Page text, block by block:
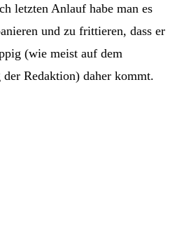
letzten Anlauf habe man es
und zu frittieren, dass er
(wie meist auf dem
Redaktion) daher kommt.